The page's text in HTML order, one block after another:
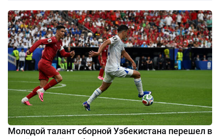
Молодой талант сборной Узбекистана перешел в